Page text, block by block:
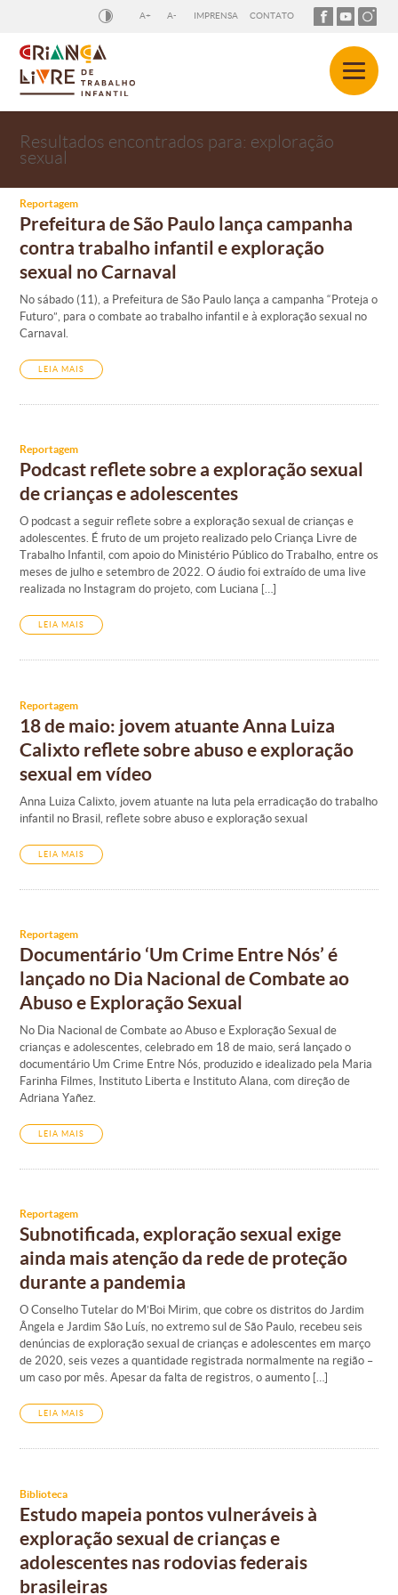
A+ A- IMPRENSA CONTATO
Resultados encontrados para: exploração
sexual
Reportagem
Prefeitura de São Paulo lança campanha
contra trabalho infantil e exploração
sexual no Carnaval
No sábado (11), a Prefeitura de São Paulo lança a campanha “Proteja o
Futuro”, para o combate ao trabalho infantil e à exploração sexual no
Carnaval.
LEIA MAIS
Reportagem
Podcast reflete sobre a exploração sexual
de crianças e adolescentes
O podcast a seguir reflete sobre a exploração sexual de crianças e
adolescentes. É fruto de um projeto realizado pelo Criança Livre de
Trabalho Infantil, com apoio do Ministério Público do Trabalho, entre os
meses de julho e setembro de 2022. O áudio foi extraído de uma live
realizada no Instagram do projeto, com Luciana […]
LEIA MAIS
Reportagem
18 de maio: jovem atuante Anna Luiza
Calixto reflete sobre abuso e exploração
sexual em vídeo
Anna Luiza Calixto, jovem atuante na luta pela erradicação do trabalho
infantil no Brasil, reflete sobre abuso e exploração sexual
LEIA MAIS
Reportagem
Documentário ‘Um Crime Entre Nós’ é
lançado no Dia Nacional de Combate ao
Abuso e Exploração Sexual
No Dia Nacional de Combate ao Abuso e Exploração Sexual de
crianças e adolescentes, celebrado em 18 de maio, será lançado o
documentário Um Crime Entre Nós, produzido e idealizado pela Maria
Farinha Filmes, Instituto Liberta e Instituto Alana, com direção de
Adriana Yañez.
LEIA MAIS
Reportagem
Subnotificada, exploração sexual exige
ainda mais atenção da rede de proteção
durante a pandemia
O Conselho Tutelar do M’Boi Mirim, que cobre os distritos do Jardim
Ângela e Jardim São Luís, no extremo sul de São Paulo, recebeu seis
denúncias de exploração sexual de crianças e adolescentes em março
de 2020, seis vezes a quantidade registrada normalmente na região –
um caso por mês. Apesar da falta de registros, o aumento […]
LEIA MAIS
Biblioteca
Estudo mapeia pontos vulneráveis à
exploração sexual de crianças e
adolescentes nas rodovias federais
brasileiras